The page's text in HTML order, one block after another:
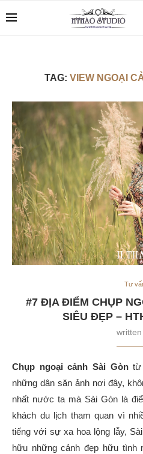
TAG: VIEW NGOẠI
Tư
#7 ĐỊA ĐIỂM CHỤP
SIÊU ĐẸP –
Chụp ngoại cảnh Sài Gòntừ
những dân săn ảnh nơi đây,
nhất nước ta mà Sài Gòn là
khách du lịch tham quan vì
tiếng với sự xa hoa lộng lẫy,
hữu những cảnh đẹp hữu